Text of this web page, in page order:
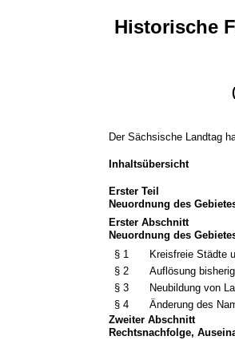
Historische
Der Sächsische Landtag
Inhaltsübersicht
Erster Teil
Neuordnung des
Erster Abschnitt
Neuordnung des
§ 1
Kreisfreie Städte
§ 2
Auflösung
§ 3
Neubildung von
§ 4
Änderung des
Zweiter Abschnitt
Rechtsnachfolge,